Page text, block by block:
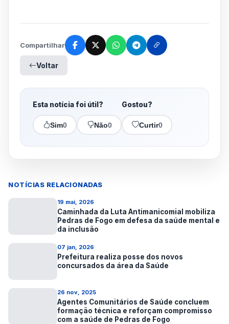
Compartilhar
Voltar
Esta notícia foi útil?
Sim0 Não0
Gostou?
Curtir0
NOTÍCIAS RELACIONADAS
19 mai, 2026
Caminhada da Luta Antimanicomial mobiliza
Pedras de Fogo em defesa da saúde mental e
da inclusão
07 jan, 2026
Prefeitura realiza posse dos novos
concursados da área da Saúde
26 nov, 2025
Agentes Comunitários de Saúde concluem
formação técnica e reforçam compromisso
com a saúde de Pedras de Fogo